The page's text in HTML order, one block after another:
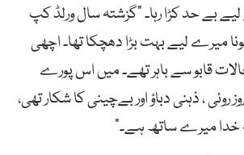
بے حد کڑا رہا۔ “گزشتہ سال ورلڈ کپ
میرے لیے بہت بڑا دھچکا تھا۔ اچھی
قابو سے باہر تھے۔ میں اس پورے
روئی ، ذہنی دباؤ اور بےچینی کا شکار تھی،
خدا میرے ساتھ ہے۔”